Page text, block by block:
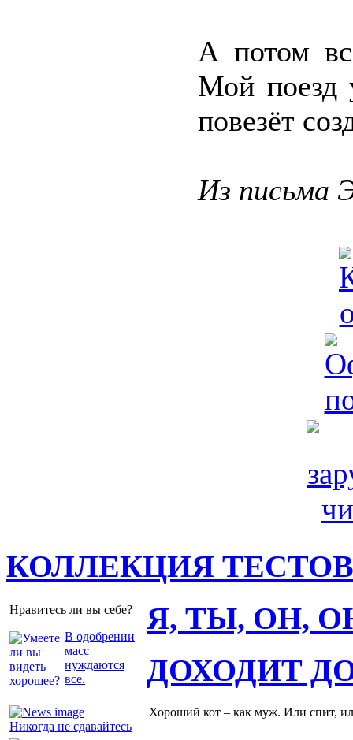
А потом
Мой поезд
повезёт
Из письма
КОЛЛЕКЦИЯ ТЕСТОВ
Нравитесь ли вы себе?
В одобрении
масс
нуждаются
все.
Я, ТЫ, ОН,
Никогда не сдавайтесь
ДОХОДИТ
Хороший кот – как муж. Или спит,